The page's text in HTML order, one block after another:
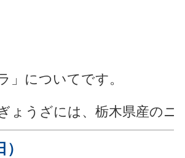
」についてです。
ょうざには、栃木県産の